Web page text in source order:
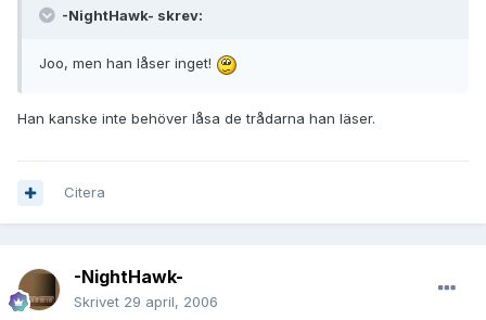
-NightHawk- skrev:
Joo, men han låser inget!
Han kanske inte behöver låsa de trådarna han läser.
Citera
-NightHawk-
Skrivet 29 april, 2006